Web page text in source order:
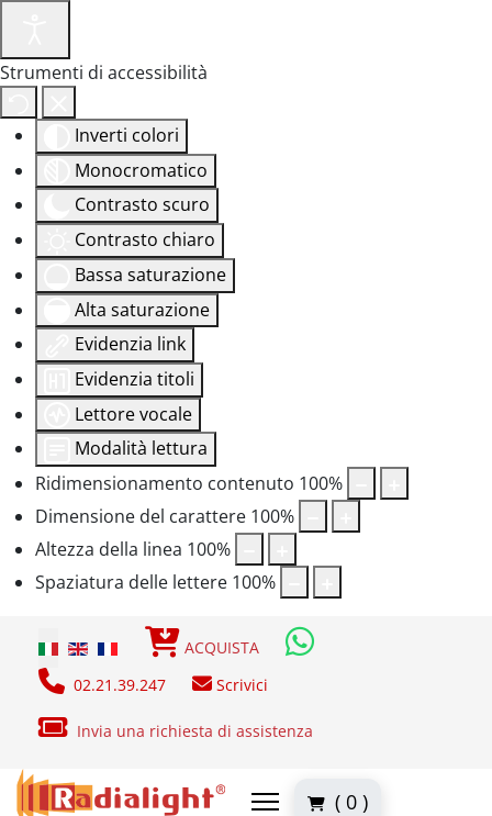
Strumenti di accessibilità
Inverti colori
Monocromatico
Contrasto scuro
Contrasto chiaro
Bassa saturazione
Alta saturazione
Evidenzia link
Evidenzia titoli
Lettore vocale
Modalità lettura
Ridimensionamento contenuto 100%
Dimensione del carattere 100%
Altezza della linea 100%
Spaziatura delle lettere 100%
Seleziona la tua linguaACQUISTA
02.21.39.247
Scrivici
Invia una richiesta di assistenza
( 0 )